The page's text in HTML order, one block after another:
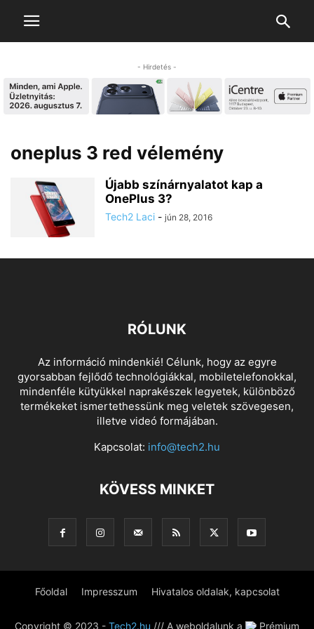
- Hirdetés -
oneplus 3 red vélemény
Újabb színárnyalatot kap a
OnePlus 3?
Tech2 Laci - jún 28, 2016
RÓLUNK
Az információ mindenkié! Célunk, hogy az egyre
gyorsabban fejlődő technológiákkal, mobiletelefonokkal,
mindenféle kütyükkel naprakészek legyetek, különböző
termékeket ismertethessünk meg veletek szövegesen,
illetve videó formájában.
Kapcsolat: info@tech2.hu
KÖVESS MINKET
Főoldal Impresszum Hivatalos oldalak, kapcsolat
Copyright © 2023 - Tech2.hu /// A weboldalunk a Prémium